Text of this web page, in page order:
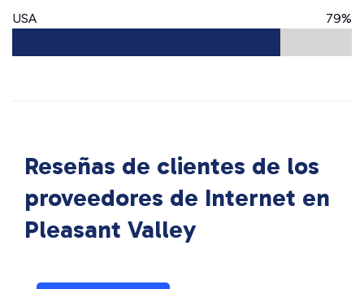
USA 79%
Reseñas de clientes de los
proveedores de Internet en
Pleasant Valley